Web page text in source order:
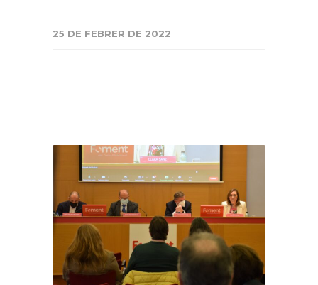
25 DE FEBRER DE 2022